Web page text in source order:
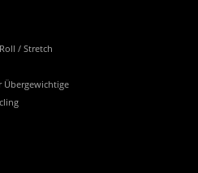
/ Stretch
Übergewichtige